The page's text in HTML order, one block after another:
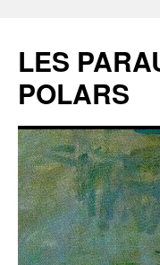
LES
POLARS